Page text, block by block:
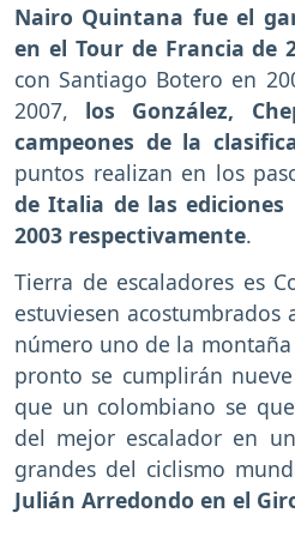
Nairo Quintana fue el
en el Tour de Francia de
con Santiago Botero en
2007, los González,
campeones de la
puntos realizan en los
de Italia de las ediciones
2003 respectivamente.
Tierra de escaladores es
estuviesen acostumbrados
número uno de la
pronto se cumplirán
que un colombiano se
del mejor escalador en
grandes del ciclismo
Julián Arredondo en el